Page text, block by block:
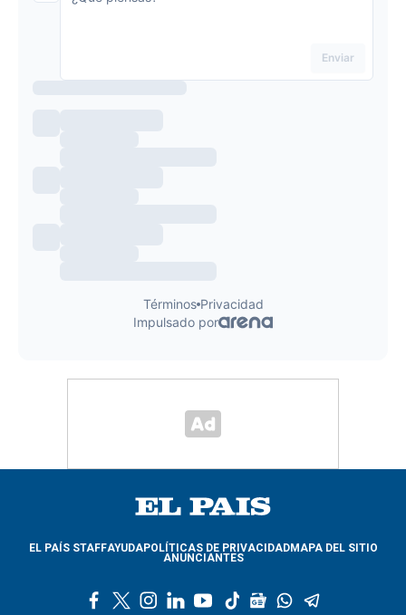
EL PAÍS STAFFAYUDAPOLÍTICAS DE PRIVACIDADMAPA DEL SITIO
ANUNCIANTES
l
y
t
g
w